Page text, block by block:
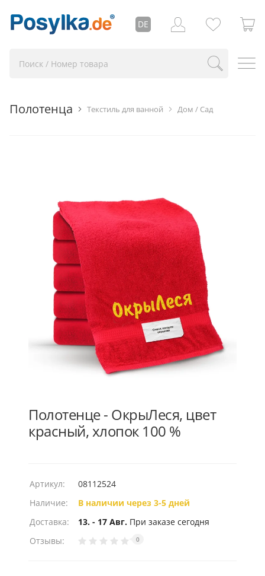
DE
Дом / Сад
Текстиль для ванной
Полотенца
Полотенце - ОкрыЛеся, цвет
красный, хлопок 100 %
Артикул:
08112524
Наличие:
В наличии через 3-5 дней
Доставка:
13. - 17 Авг. При заказе сегодня
Отзывы:
0